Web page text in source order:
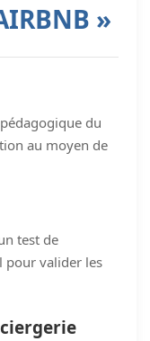
»
du
au moyen de
test de
pour valider les